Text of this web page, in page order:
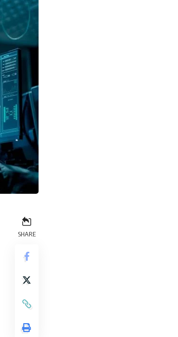
SHARE